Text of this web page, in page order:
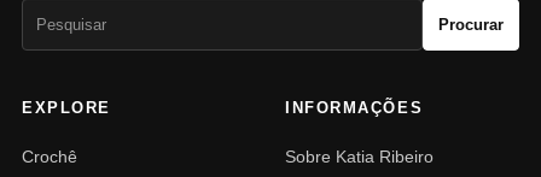
Procurar
EXPLORE
Crochê
INFORMAÇÕES
Sobre Katia Ribeiro